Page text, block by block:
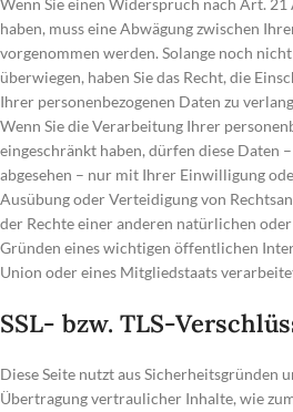
Wenn Sie einen Widerspruch nach Art. 21
haben, muss eine Abwägung zwischen
vorgenommen werden. Solange noch
überwiegen, haben Sie das Recht, die
Ihrer personenbezogenen Daten zu
Wenn Sie die Verarbeitung Ihrer
eingeschränkt haben, dürfen diese Daten
abgesehen – nur mit Ihrer Einwilligung
Ausübung oder Verteidigung von
der Rechte einer anderen natürlichen
Gründen eines wichtigen öffentlichen
Union oder eines Mitgliedstaats
SSL- bzw. TLS-
Diese Seite nutzt aus Sicherheitsgründen
Übertragung vertraulicher Inhalte, wie